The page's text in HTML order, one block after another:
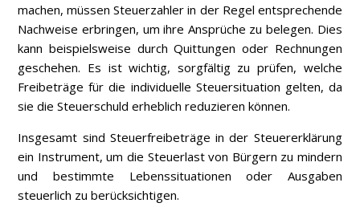
machen, müssen Steuerzahler in der Regel entsprechende
Nachweise erbringen, um ihre Ansprüche zu belegen. Dies
kann beispielsweise durch Quittungen oder Rechnungen
geschehen. Es ist wichtig, sorgfältig zu prüfen, welche
Freibeträge für die individuelle Steuersituation gelten, da
sie die Steuerschuld erheblich reduzieren können.
Insgesamt sind Steuerfreibeträge in der Steuererklärung
ein Instrument, um die Steuerlast von Bürgern zu mindern
und bestimmte Lebenssituationen oder Ausgaben
steuerlich zu berücksichtigen.